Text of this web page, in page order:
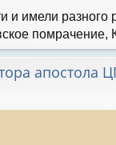
и имели
апостола